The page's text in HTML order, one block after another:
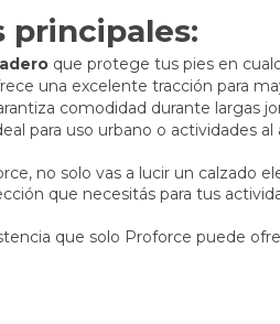
principales:
que protege tus pies en
una excelente tracción para
comodidad durante largas
para uso urbano o actividades al
no solo vas a lucir un calzado
que necesitás para tus
que solo Proforce puede